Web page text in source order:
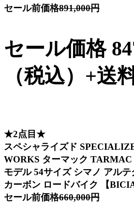
セール前価格891,000円
セール価格
（税込）+送
★2点目★
スペシャライズド
WORKS ターマック TARMAC
モデル 54サイズ シマノ アルテ
カーボン ロードバイク 【
セール前価格660,000円